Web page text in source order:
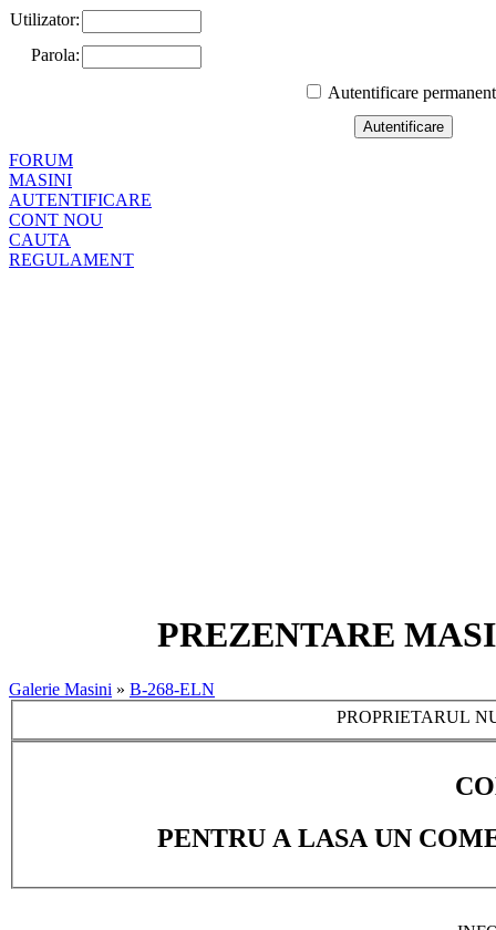
Utilizator:
Parola:
Autentificare
FORUM
MASINI
AUTENTIFICARE
CONT NOU
CAUTA
REGULAMENT
PREZENTARE
Galerie Masini » B-268-ELN
PROPRIETARUL
PENTRU A LASA UN